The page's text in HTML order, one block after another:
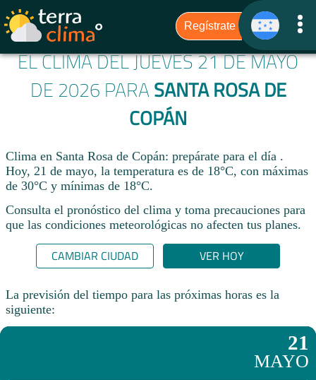
EL CLIMA DEL JUEVES 21 DE MAYO
DE 2026 PARA SANTA ROSA DE
COPÁN
Clima en Santa Rosa de Copán: prepárate para el día .
Hoy, 21 de mayo, la temperatura es de 18°C, con máximas
de 30°C y mínimas de 18°C.
Consulta el pronóstico del clima y toma precauciones para
que las condiciones meteorológicas no afecten tus planes.​
CAMBIAR CIUDAD VER HOY
La previsión del tiempo para las próximas horas es la
siguiente:
21
MAYO